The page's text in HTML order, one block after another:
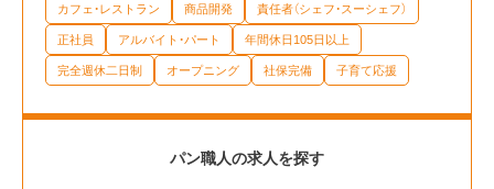
カフェ・レストラン 商品開発 責任者（シェフ・スーシェフ）
正社員 アルバイト・パート 年間休日105日以上
完全週休二日制 オープニング 社保完備 子育て応援
パン職人の求人を探す